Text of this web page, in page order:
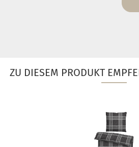
ZU DIESEM PRODUKT